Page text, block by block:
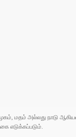
மதம் அல்லது நாடு
எடுக்கப்படும்.